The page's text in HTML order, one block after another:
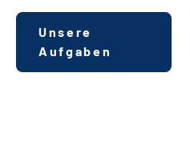
Unsere
Aufgaben